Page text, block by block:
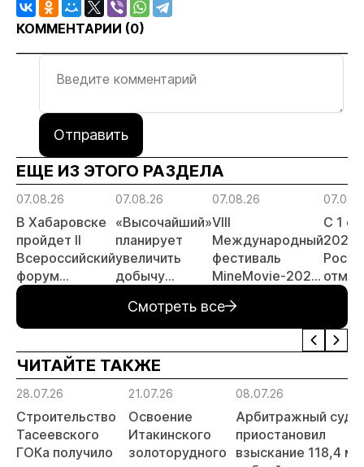
КОММЕНТАРИИ (0)
Отправить
ЕЩЕ ИЗ ЭТОГО РАЗДЕЛА
07.08.26
В Хабаровске
пройдет II
Всероссийский
форум
«Россыпное
России»
07.08.26
«Высочайший»
планирует
увеличить
добычу
тонн в 2026
году
07.08.26
VIII
Международный
фестиваль
MineMovie-2026
заявок
С 1
2026
Смотреть все
ЧИТАЙТЕ ТАКЖЕ
28.07.26
Строительство
Тасеевского
ГОКа получило
21.07.26
Освоение
Итакинского
золоторудного
08.07.26
Арбитражный суд
приостановил
взыскание 118,4